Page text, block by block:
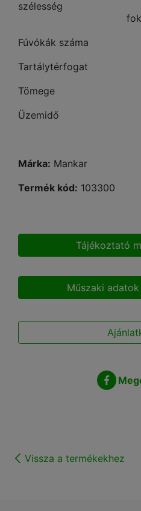
szélesség
Fúvókák száma
Tartálytérfogat
Tömege
Üzemidő
Márka: Mankar
Termék kód: 103300
Tájékoztató
Műszaki
Vissza a termékekhez